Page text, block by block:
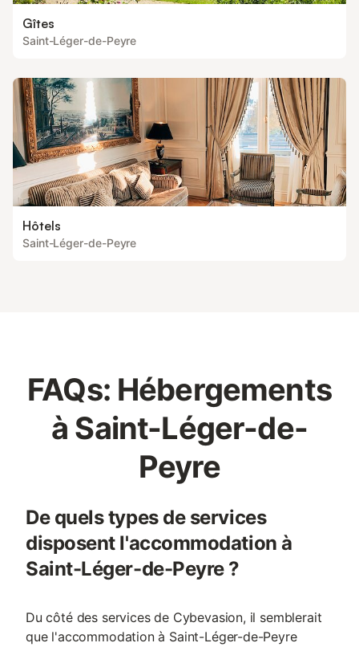
Gîtes
Saint-Léger-de-Peyre
Hôtels
Saint-Léger-de-Peyre
FAQs: Hébergements
à Saint-Léger-de-
Peyre
De quels types de services
disposent l'accommodation à
Saint-Léger-de-Peyre ?
Du côté des services de Cybevasion, il semblerait
que l'accommodation à Saint-Léger-de-Peyre